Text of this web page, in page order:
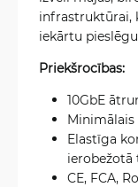
infrastruktūrai,
iekārtu
Priekšrocības:
10GbE
Elastīga
ierobežotā
CE, FCA,